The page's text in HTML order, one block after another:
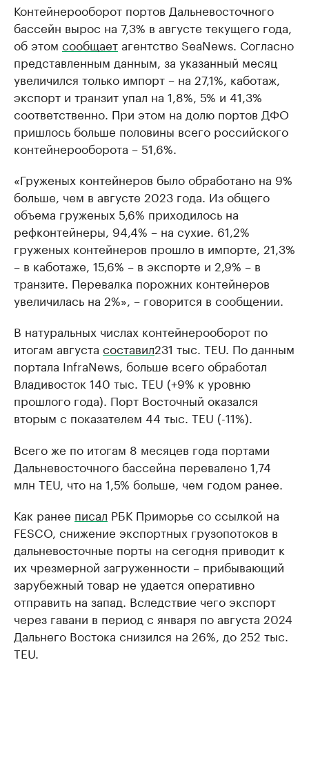
Контейнерооборот портов Дальневосточного
бассейн вырос на 7,3% в августе текущего года,
об этом сообщаетагентство SeaNews. Согласно
представленным данным, за указанный месяц
увеличился только импорт – на 27,1%, каботаж,
экспорт и транзит упал на 1,8%, 5% и 41,3%
соответственно. При этом на долю портов ДФО
пришлось больше половины всего российского
контейнерооборота – 51,6%.
«Груженых контейнеров было обработано на 9%
больше, чем в августе 2023 года. Из общего
объема груженых 5,6% приходилось на
рефконтейнеры, 94,4% – на сухие. 61,2%
груженых контейнеров прошло в импорте, 21,3%
– в каботаже, 15,6% – в экспорте и 2,9% – в
транзите. Перевалка порожних контейнеров
увеличилась на 2%», – говорится в сообщении.
В натуральных числах контейнерооборот по
итогам августа составил231 тыс. TEU. По данным
портала InfraNews, больше всего обработал
Владивосток 140 тыс. TEU (+9% к уровню
прошлого года). Порт Восточный оказался
вторым с показателем 44 тыс. TEU (-11%).
Всего же по итогам 8 месяцев года портами
Дальневосточного бассейна перевалено 1,74
млн TEU, что на 1,5% больше, чем годом ранее.
Как ранее писал РБК Приморье со ссылкой на
FESCO, снижение экспортных грузопотоков в
дальневосточные порты на сегодня приводит к
их чрезмерной загруженности – прибывающий
зарубежный товар не удается оперативно
отправить на запад. Вследствие чего экспорт
через гавани в период с января по августа 2024
Дальнего Востока снизился на 26%, до 252 тыс.
TEU.